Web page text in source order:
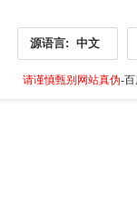
源语言: 中文
请谨慎甄别网站真伪-